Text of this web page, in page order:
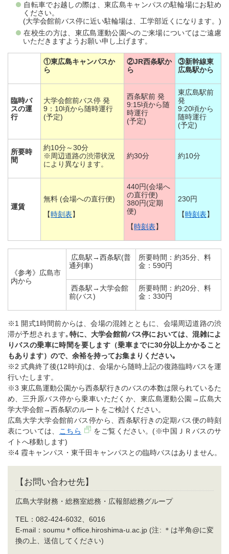
自転車でお越しの際は、東広島キャンパスの駐輪場にお駐め
ください。
(大学会館前バス停に近い駐輪場は、工学部近くになります。)
在校生の方は、東広島運動公園へのご来場についてはご遠慮
いただきますようお願い申し上げます。
①東広島キャンパスか
ら
②JR西条駅か
ら
③新幹線東
広島駅から
臨時バ
スの運
行
大学会館前バス停 発
9：10頃から随時運行
(予定)
西条駅前 発
9:15頃から随
時運行
(予定)
東広島駅前
発
9:20頃から
随時運行
(予定)
所要時
間
約10分～30分
※周辺道路の渋滞状況
により異なります。
約30分 約10分
運賃
無料 (会場への直行便)
【時刻表】
440円(会場へ
の直行便)
380円(定期
便)
【時刻表】
230円
【時刻表】
《参考》広島市
内から
広島駅→西条駅(普
通列車)
所要時間：約35分、料
金：590円
西条駅→大学会館
前(バス)
所要時間：約20分、料
金：330円
※1 開式1時間前からは、会場の混雑とともに、会場周辺道路の渋
滞が予想されます｡特に、大学会館前バス停においては、混雑によ
りバスの乗車に時間を要します（乗車までに30分以上かかること
もあります）ので、余裕を持ってお集まりください｡
※2 式典終了後(12時頃)は、会場から随時上記の復路臨時バスを運
行いたします。
※3 東広島運動公園から西条駅行きのバスの本数は限られているた
め、三升原バス停から乗車いただくか、東広島運動公園→広島大
学大学会館→西条駅のルートをご検討ください。
広島大学大学会館前バス停から、西条駅行きの定期バス便の時刻
表については、
こちら
をご覧ください。(※中国ＪＲバスのサ
イトへ移動します)
※4 霞キャンパス・東千田キャンパスとの臨時バスはありません。
【お問い合わせ先】
広島大学財務・総務室総務・広報部総務グループ
TEL：082-424-6032、6016
E-mail：soumu＊office.hiroshima-u.ac.jp (注: ＊は半角@に変
換の上、送信してください)